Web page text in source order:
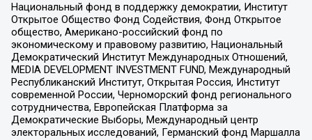
Национальный фонд в поддержку демократии, Институт
Открытое Общество Фонд Содействия, Фонд Открытое
общество, Американо-российский фонд по
экономическому и правовому развитию, Национальный
Демократический Институт Международных Отношений,
MEDIA DEVELOPMENT INVESTMENT FUND, Международный
Республиканский Институт, Открытая Россия, Институт
современной России, Черноморский фонд регионального
сотрудничества, Европейская Платформа за
Демократические Выборы, Международный центр
электоральных исследований, Германский фонд Маршалла